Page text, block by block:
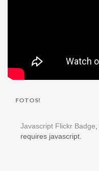
FOTOS!
Javascript Flickr Badge
requires javascript.